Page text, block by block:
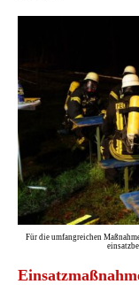
Für die umfangreichen